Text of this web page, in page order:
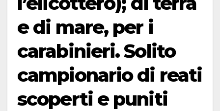
e di mare, per i
carabinieri. Solito
campionario di reati
scoperti e puniti